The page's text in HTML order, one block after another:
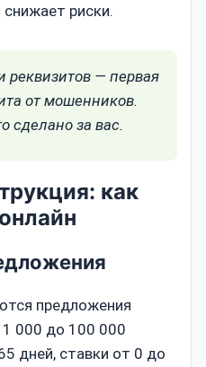
риски.
реквизитов — первая
от мошенников.
сделано за вас.
как
предложения
000 до 100 000
дней, ставки от 0 до